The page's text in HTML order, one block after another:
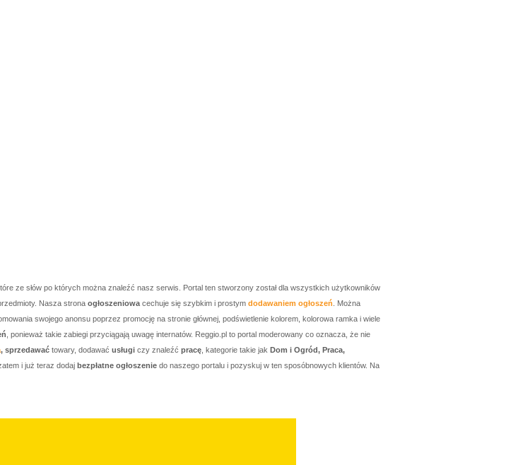
ze słów po których można znaleźć nasz serwis. Portal ten stworzony został dla wszystkich użytkowników
Nasza strona ogłoszeniowa cechuje się szybkim i prostym dodawaniem ogłoszeń . Można
swojego anonsu poprzez promocję na stronie głównej, podświetlenie kolorem, kolorowa ramka i wiele
, ponieważ takie zabiegi przyciągają uwagę internatów. Reggio.pl to portal moderowany co oznacza, że nie
, sprzedawać towary, dodawać usługi czy znaleźć pracę , kategorie takie jak Dom i Ogród, Praca,
i już teraz dodaj bezpłatne ogłoszenie do naszego portalu i pozyskuj w ten sposóbnowych klientów. Na